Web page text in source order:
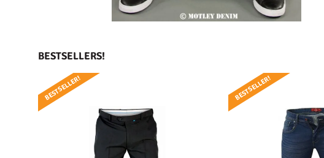
BESTSELLERS!
BESTSELLER! BESTSELLER!